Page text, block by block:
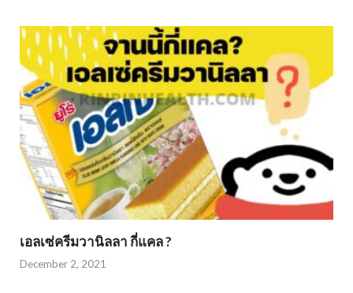
เอลเซ่ครีมวานิลลา กี่แคล ?
December 2, 2021